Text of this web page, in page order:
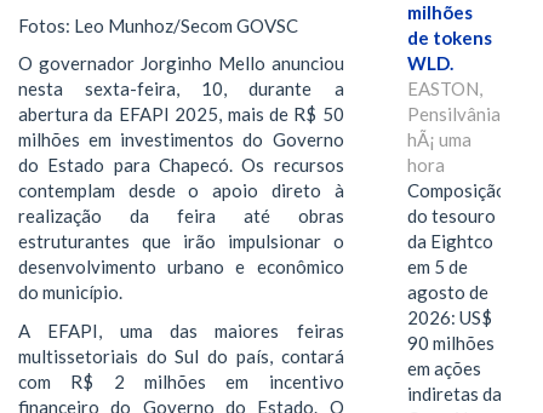
Fotos: Leo Munhoz/Secom GOVSC
O governador Jorginho Mello anunciou
nesta sexta-feira, 10, durante a
abertura da EFAPI 2025, mais de R$ 50
milhões em investimentos do Governo
do Estado para Chapecó. Os recursos
contemplam desde o apoio direto à
realização da feira até obras
estruturantes que irão impulsionar o
desenvolvimento urbano e econômico
do município.
A EFAPI, uma das maiores feiras
multissetoriais do Sul do país, contará
com R$ 2 milhões em incentivo
financeiro do Governo do Estado. O
milhões
de tokens
WLD.
EASTON,
Pensilvânia,
hÃ¡ uma
hora
Composição
do tesouro
da Eightco
em 5 de
agosto de
2026: US$
90 milhões
em ações
indiretas da